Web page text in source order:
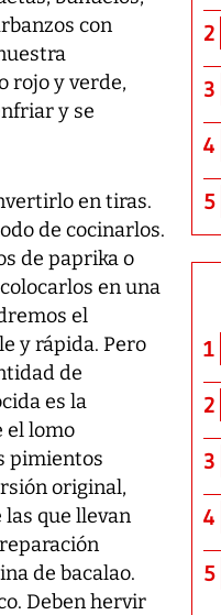
con
rojo y verde,
y se
en tiras.
de cocinarlos.
de paprika o
en una
el
y rápida. Pero
de
es la
el lomo
pimientos
original,
las que llevan
de bacalao.
Deben hervir
2
3
4
5
1
2
3
4
5